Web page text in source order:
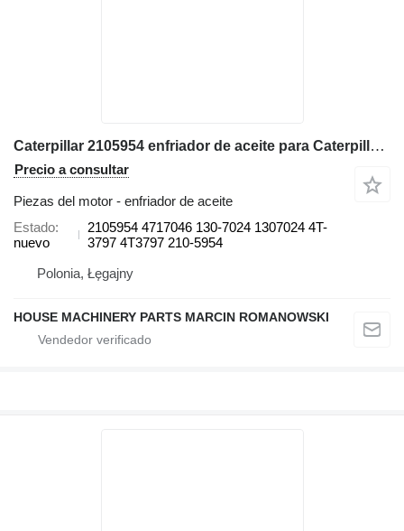
Caterpillar 2105954 enfriador de aceite para Caterpillar 414E, 416E, 420E, 422E, 428E, 430E, 432E, 434E, 442E, 444E retroexcavadora
Precio a consultar
Piezas del motor - enfriador de aceite
Estado
nuevo
2105954 4717046 130-7024 1307024 4T-
3797 4T3797 210-5954
Polonia, Łęgajny
HOUSE MACHINERY PARTS MARCIN ROMANOWSKI